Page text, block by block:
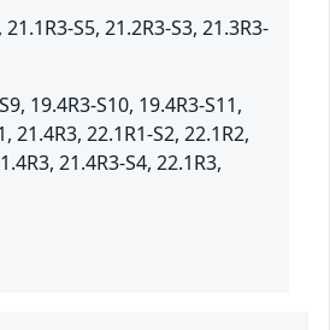
S5, 21.2R3-S3, 21.3R3-
19.4R3-S10, 19.4R3-S11,
21.4R3, 22.1R1-S2, 22.1R2,
21.4R3-S4, 22.1R3,